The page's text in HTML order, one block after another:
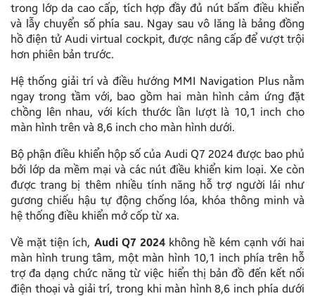
trong lớp da cao cấp, tích hợp đầy đủ nút bấm điều khiển
và lẫy chuyển số phía sau. Ngay sau vô lăng là bảng đồng
hồ điện tử Audi virtual cockpit, được nâng cấp để vượt trội
hơn phiên bản trước.
Hệ thống giải trí và điều hướng MMI Navigation Plus nằm
ngay trong tầm với, bao gồm hai màn hình cảm ứng đặt
chồng lên nhau, với kích thước lần lượt là 10,1 inch cho
màn hình trên và 8,6 inch cho màn hình dưới.
Bộ phận điều khiển hộp số của Audi Q7 2024 được bao phủ
bởi lớp da mềm mại và các nút điều khiển kim loại. Xe còn
được trang bị thêm nhiều tính năng hỗ trợ người lái như
gương chiếu hậu tự động chống lóa, khóa thông minh và
hệ thống điều khiển mở cốp từ xa.
Về mặt tiện ích, Audi Q7 2024 không hề kém cạnh với hai
màn hình trung tâm, một màn hình 10,1 inch phía trên hỗ
trợ đa dạng chức năng từ việc hiển thị bản đồ đến kết nối
điện thoại và giải trí, trong khi màn hình 8,6 inch phía dưới